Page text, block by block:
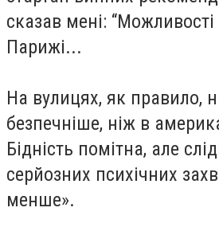
сказав мені:
Парижі...
На вулицях, як правило,
безпечніше, ніж в
Бідність помітна, але
серйозних психічних
менше».